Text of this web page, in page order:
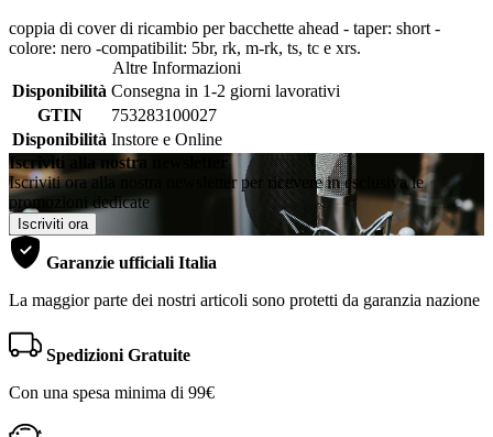
coppia di cover di ricambio per bacchette ahead - taper: short -
colore: nero -compatibilit: 5br, rk, m-rk, ts, tc e xrs.
Altre Informazioni
Disponibilità Consegna in 1-2 giorni lavorativi
GTIN
753283100027
Disponibilità Instore e Online
Iscriviti alla nostra newsletter
Iscriviti ora alla nostra newsletter per ricevere in esclusiva le
promozioni dedicate
Iscriviti ora
Garanzie ufficiali Italia
La maggior parte dei nostri articoli sono protetti da garanzia nazione
Spedizioni Gratuite
Con una spesa minima di 99€